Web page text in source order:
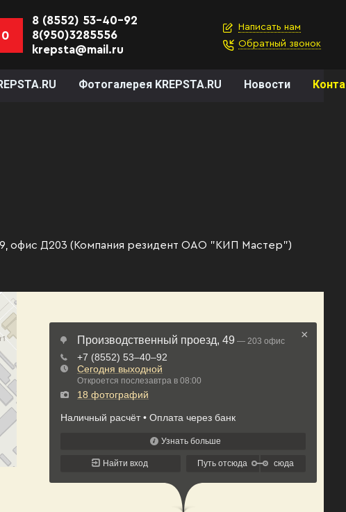
0
8 (8552) 53-40-92
8(950)3285556
krepsta@mail.ru
Написать нам
Обратный звонок
Фотогалерея KREPSTA.RU Новости
офис Д203 (Компания резидент ОАО "КИП Мастер")